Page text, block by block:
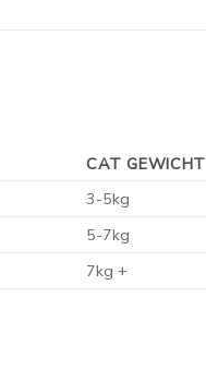
CAT GEWICHT
3-5kg
5-7kg
7kg +